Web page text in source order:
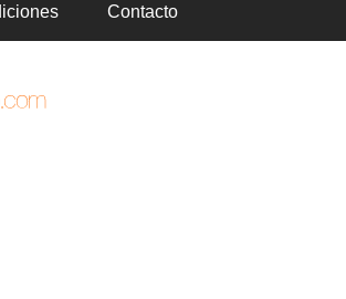
Contacto